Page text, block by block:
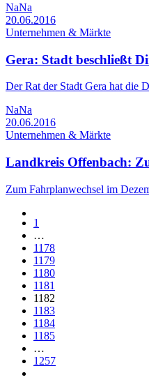
NaNa
20.06.2016
Unternehmen & Märkte
Gera: Stadt beschließt
Der Rat der Stadt Gera hat die
NaNa
20.06.2016
Unternehmen & Märkte
Landkreis Offenbach:
Zum Fahrplanwechsel im
1
…
1178
1179
1180
1181
1182
1183
1184
1185
…
1257